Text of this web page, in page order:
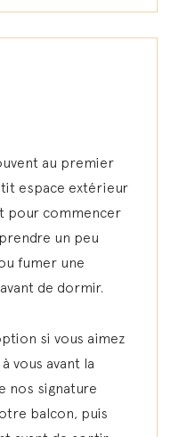
au premier
espace extérieur
pour commencer
un peu
fumer une
de dormir.
si vous aimez
vous avant la
nos signature
balcon, puis